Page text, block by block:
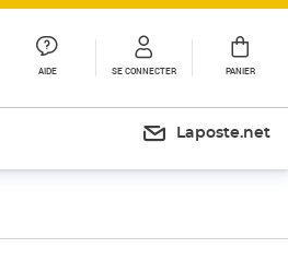
AIDE SE CONNECTER PANIER
Laposte.net